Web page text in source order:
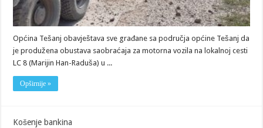
Općina Tešanj obavještava sve građane sa područja općine Tešanj da
je produžena obustava saobraćaja za motorna vozila na lokalnoj cesti
LC 8 (Marijin Han-Raduša) u ...
Opširnije »
Košenje bankina